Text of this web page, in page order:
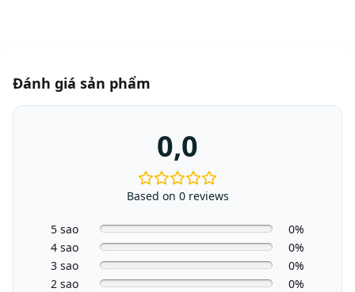
Màu sắc
Đánh giá sản phẩm
0,0
Based on 0 reviews
5 sao
0%
4 sao
0%
3 sao
0%
2 sao
0%